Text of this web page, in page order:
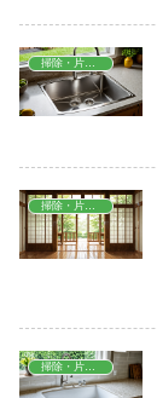
掃除・片付け